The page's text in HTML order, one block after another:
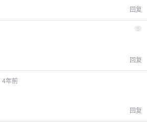
回复
5
回复
4年前
回复